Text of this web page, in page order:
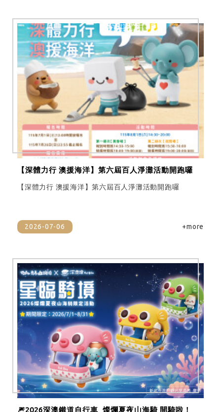
【深體力行 澳援海洋】第六屆百人淨灘活動開跑囉
【深體力行 澳援海洋】第六屆百人淨灘活動開跑囉
2026-07-06 +more
🎆2026深澳鐵道自行車_燦爛夏夜山海騎 開騎啦！